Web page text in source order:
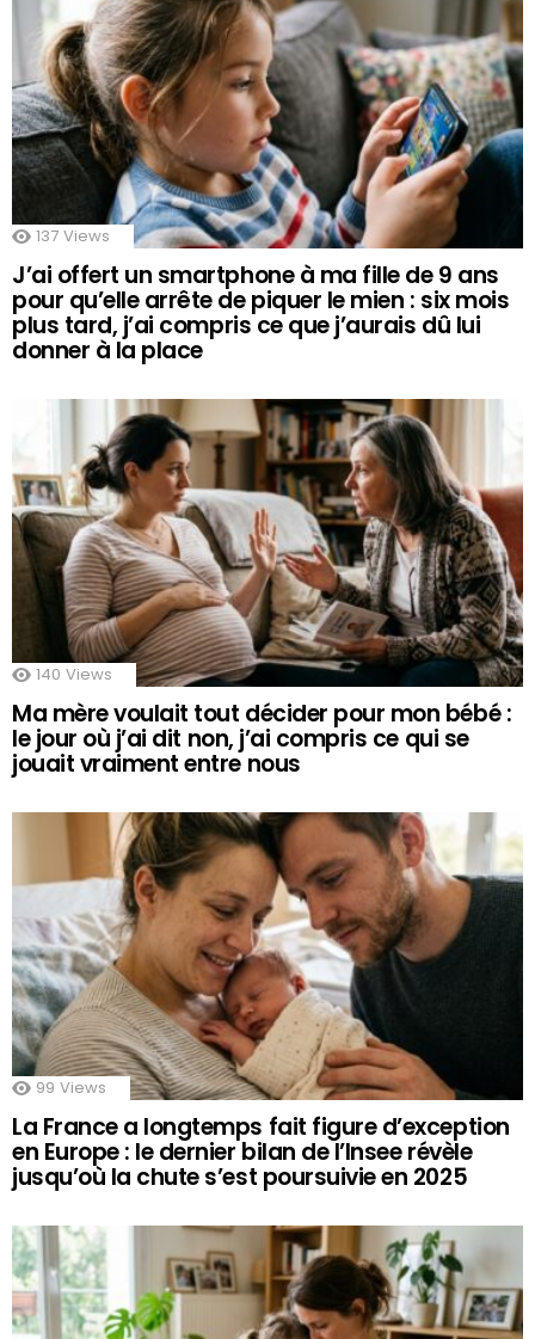
137 Views
J’ai offert un smartphone à ma fille de 9 ans
pour qu’elle arrête de piquer le mien : six mois
plus tard, j’ai compris ce que j’aurais dû lui
donner à la place
140 Views
Ma mère voulait tout décider pour mon bébé :
le jour où j’ai dit non, j’ai compris ce qui se
jouait vraiment entre nous
99 Views
La France a longtemps fait figure d’exception
en Europe : le dernier bilan de l’Insee révèle
jusqu’où la chute s’est poursuivie en 2025